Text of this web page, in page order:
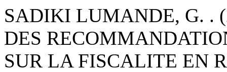
SADIKI LUMANDE, G. .
DES
SUR LA FISCALITE EN